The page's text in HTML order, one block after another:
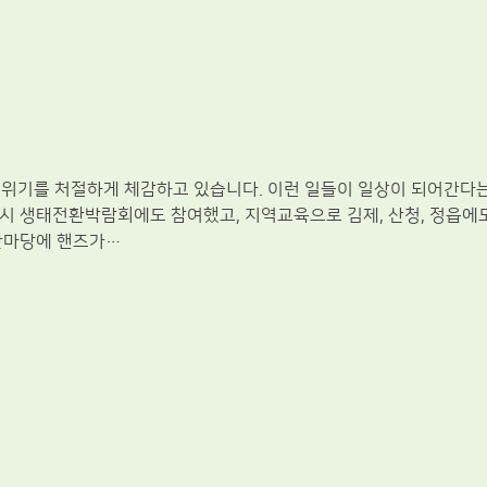
기를 처절하게 체감하고 있습니다. 이런 일들이 일상이 되어간
생태전환박람회에도 참여했고, 지역교육으로 김제, 산청, 정읍
당에 핸즈가…